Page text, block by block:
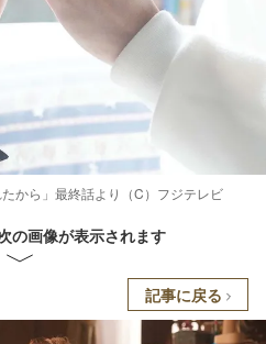
から」最終話より（C）フジテレビ
の画像が表示されます
記事に戻る